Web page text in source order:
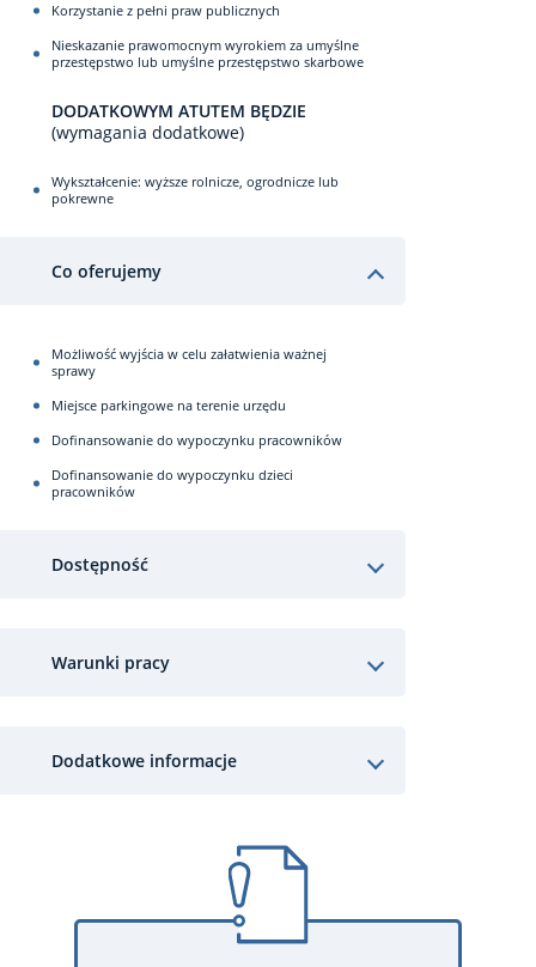
Korzystanie z pełni praw publicznych
Nieskazanie prawomocnym wyrokiem za umyślne
przestępstwo lub umyślne przestępstwo skarbowe
DODATKOWYM ATUTEM BĘDZIE
(wymagania dodatkowe)
Wykształcenie: wyższe rolnicze, ogrodnicze lub
pokrewne
Co oferujemy
Możliwość wyjścia w celu załatwienia ważnej
sprawy
Miejsce parkingowe na terenie urzędu
Dofinansowanie do wypoczynku pracowników
Dofinansowanie do wypoczynku dzieci
pracowników
Dostępność
Warunki pracy
Dodatkowe informacje